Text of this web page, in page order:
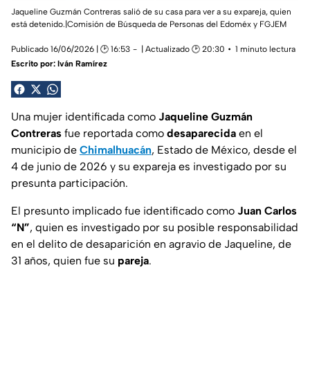
Jaqueline Guzmán Contreras salió de su casa para ver a su expareja, quien
está detenido.|Comisión de Búsqueda de Personas del Edoméx y FGJEM
Publicado 16/06/2026 | 🕑 16:53 | Actualizado 🕑 20:30
1 minuto lectura
Escrito por: Iván Ramírez
Una mujer identificada como Jaqueline Guzmán
Contreras fue reportada como desaparecida en el
municipio de Chimalhuacán, Estado de México, desde el
4 de junio de 2026 y su expareja es investigado por su
presunta participación.
El presunto implicado fue identificado como Juan Carlos
“N”, quien es investigado por su posible responsabilidad
en el delito de desaparición en agravio de Jaqueline, de
31 años, quien fue su pareja.